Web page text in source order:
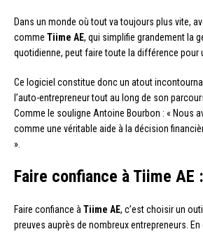
Dans un monde où tout va toujours plus vite,
comme Tiime AE, qui simplifie grandement la
quotidienne, peut faire toute la différence pour
Ce logiciel constitue donc un atout
l’auto-entrepreneur tout au long de son
Comme le souligne Antoine Bourbon : « Nous
comme une véritable aide à la décision
».
Faire confiance à Tiime AE
Faire confiance àTiime AE, c’est choisir un
preuves auprès de nombreux entrepreneurs.